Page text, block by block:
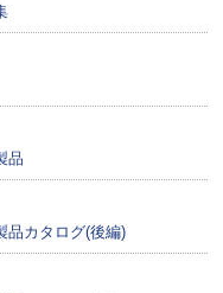
品
品カタログ(後編)